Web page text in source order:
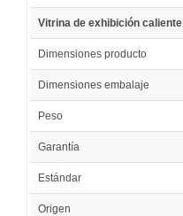
Vitrina de exhibición caliente
Dimensiones producto
Dimensiones embalaje
Peso
Garantía
Estándar
Origen